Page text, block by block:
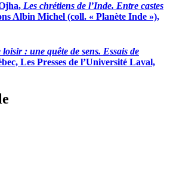
, Les chrétiens de l’Inde. Entre castes
Albin Michel (coll. « Planète Inde »),
loisir : une quête de sens. Essais de
Les Presses de l’Université Laval,